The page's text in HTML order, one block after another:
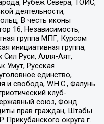
Рубеж Севера, ТОЙС,
деятельности,
В честь иконы
16, Независимость,
группа МПГ, Курсом
инициативная группа,
Руси, Алля-Аят,
Умут, Русская
единство,
и свобода, W.H.С., Фалунь
клуб-
союз, Фонд
прав граждан, Штабы
Прикубанского округа г.